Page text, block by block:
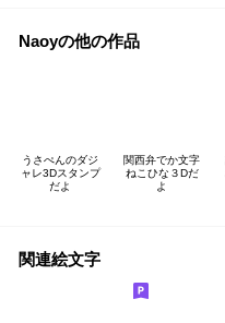
Naoyの他の作品
うさぺんのダジ
ャレ3Dスタンプ
だよ
関西弁でか文字
ねこひな３Dだ
よ
関連絵文字